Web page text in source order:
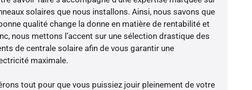
solaires que nous installons. Ainsi, nous savons que
qualité change la donne en matière de rentabilité et
nous mettons l’accent sur une sélection drastique des
de centrale solaire afin de vous garantir une
maximale.
tout pour que vous puissiez jouir pleinement de votre